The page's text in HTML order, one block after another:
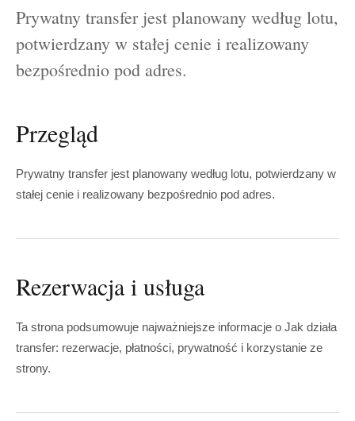
Prywatny transfer jest planowany według lotu,
potwierdzany w stałej cenie i realizowany
bezpośrednio pod adres.
Przegląd
Prywatny transfer jest planowany według lotu, potwierdzany w
stałej cenie i realizowany bezpośrednio pod adres.
Rezerwacja i usługa
Ta strona podsumowuje najważniejsze informacje o Jak działa
transfer: rezerwacje, płatności, prywatność i korzystanie ze
strony.